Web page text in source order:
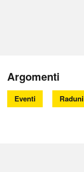
Argomenti
Eventi Raduni